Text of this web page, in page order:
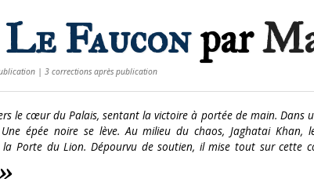
Le Fauconpar
| 3 corrections après publication
le cœur du Palais, sentant la victoire à portée de main. Dans
épée noire se lève. Au milieu du chaos, Jaghatai Khan,
Porte du Lion. Dépourvu de soutien, il mise tout sur cette